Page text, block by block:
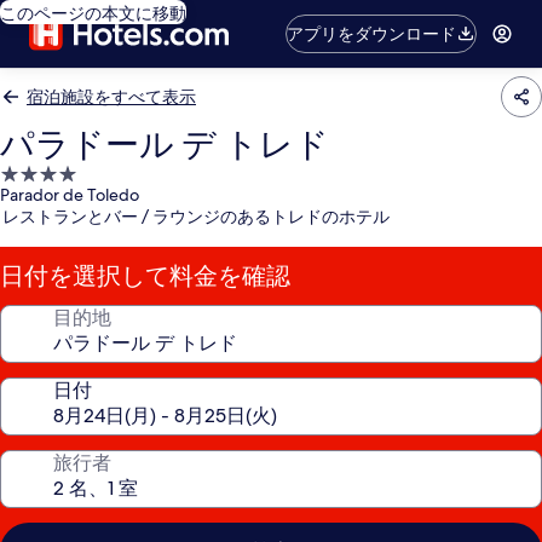
このページの本文に移動
アプリをダウンロード
宿泊施設をすべて表示
パラドール デ トレド
4.0
つ
星
宿
泊
施
Parador de Toledo
レストランとバー / ラウンジのあるトレドのホテル
日付を選択して料金を確認
目的地
日付
旅行者